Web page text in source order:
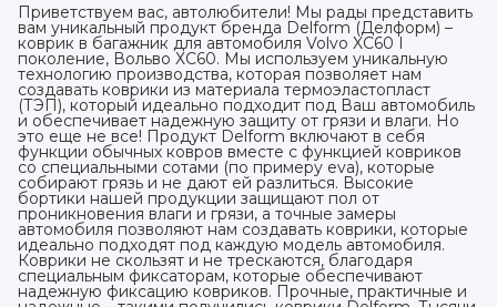
Приветствуем вас, автолюбители! Мы рады представить
вам уникальный продукт бренда Delform (Делформ) –
коврик в багажник для автомобиля Volvo XC60 I
поколение, Вольво ХС60. Мы используем уникальную
технологию производства, которая позволяет нам
создавать коврики из материала термоэластопласт
(ТЭП), который идеально подходит под Ваш автомобиль
и обеспечивает надежную защиту от грязи и влаги. Но
это еще не все! Продукт Delform включают в себя
функции обычных ковров вместе с функцией ковриков
со специальными сотами (по примеру eva), которые
собирают грязь и не дают ей разлиться. Высокие
бортики нашей продукции защищают пол от
проникновения влаги и грязи, а точные замеры
автомобиля позволяют нам создавать коврики, которые
идеально подходят под каждую модель автомобиля.
Коврики не скользят и не трескаются, благодаря
специальным фиксаторам, которые обеспечивают
надежную фиксацию ковриков. Прочные, практичные и